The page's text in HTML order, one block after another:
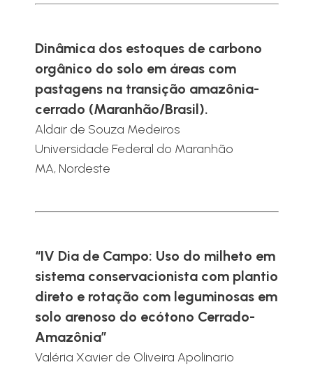
Dinâmica dos estoques de carbono
orgânico do solo em áreas com
pastagens na transição amazônia-
cerrado (Maranhão/Brasil).
Aldair de Souza Medeiros
Universidade Federal do Maranhão
MA, Nordeste
“IV Dia de Campo: Uso do milheto em
sistema conservacionista com plantio
direto e rotação com leguminosas em
solo arenoso do ecótono Cerrado-
Amazônia”
Valéria Xavier de Oliveira Apolinario